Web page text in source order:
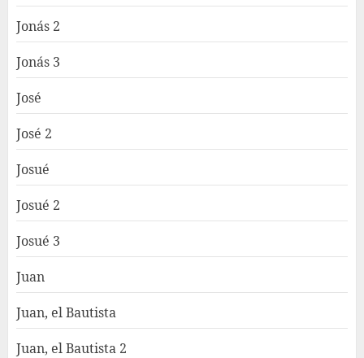
Jonás 2
Jonás 3
José
José 2
Josué
Josué 2
Josué 3
Juan
Juan, el Bautista
Juan, el Bautista 2